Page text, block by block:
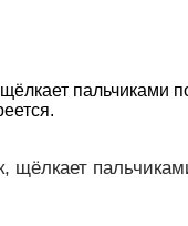
пальчиками
щёлкает